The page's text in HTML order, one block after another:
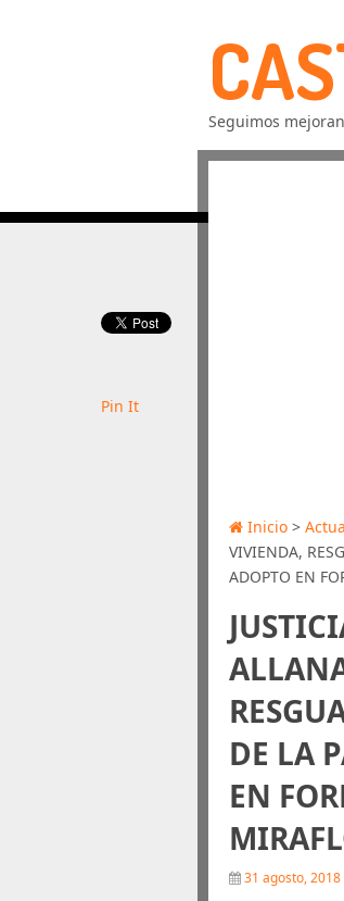
Seguimos
Inicio >
VIVIENDA,
ADOPTO EN
DE LA
EN
31 agosto, 2018
Pin It